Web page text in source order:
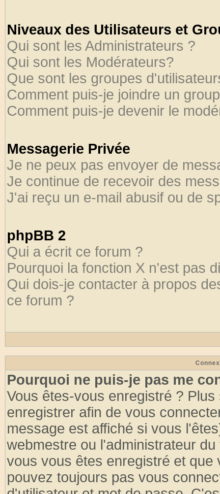
Niveaux des Utilisateurs et
Qui sont les Administrateurs ?
Qui sont les Modérateurs?
Que sont les groupes
Comment puis-je joindre un
Comment puis-je devenir le
Messagerie Privée
Je ne peux pas envoyer de
Je continue de recevoir des
J'ai reçu un e-mail abusif ou de
phpBB 2
Qui a écrit ce forum ?
Pourquoi la fonction X n'est pas
Qui dois-je contacter à propos
ce forum ?
Pourquoi ne puis-je pas me
Vous êtes-vous enregistré ?
enregistrer afin de vous
message est affiché si vous
webmestre ou l'administrateur
vous vous êtes enregistré et
pouvez toujours pas vous